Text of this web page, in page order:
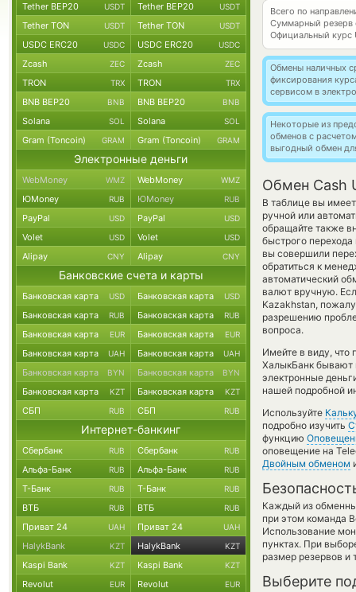
Всего по
Суммарный резерв
Официальный курс
Обмены наличных
фиксирования
сервисом в
Некоторые из
обменов с
выгодный обмен
Обмен Cash
В таблице вы
ручной или
обращайте также
быстрого
вы совершили
обратиться к
автоматический
валют вручную.
Kazakhstan,
разрешению
вопроса.
Имейте в виду, что
ХалыкБанк бывают
электронные
нашей подробной
Используйте
подробно изучить
функцию
оповещение на
Двойным обменом
Каждый из
при этом команда
Использование
пунктах. При
размер резервов и
Выберите
Tether BEP20 USDT Tether BEP20 USDT
Tether TON USDT Tether TON USDT
USDC ERC20 USDC USDC ERC20 USDC
Zcash ZEC Zcash ZEC
TRON TRX TRON TRX
BNB BEP20 BNB BNB BEP20 BNB
Solana SOL Solana SOL
Gram (Toncoin) GRAM Gram (Toncoin) GRAM
Электронные деньги
WebMoney WMZ WebMoney WMZ
ЮMoney RUB ЮMoney RUB
PayPal USD PayPal USD
Volet USD Volet USD
Alipay CNY Alipay CNY
Банковские счета и карты
Банковская карта USD Банковская карта USD
Банковская карта RUB Банковская карта RUB
Банковская карта EUR Банковская карта EUR
Банковская карта UAH Банковская карта UAH
Банковская карта BYN Банковская карта BYN
Банковская карта KZT Банковская карта KZT
СБП RUB СБП RUB
Интернет-банкинг
Сбербанк RUB Сбербанк RUB
Альфа-Банк RUB Альфа-Банк RUB
Т-Банк RUB Т-Банк RUB
ВТБ RUB ВТБ RUB
Приват 24 UAH Приват 24 UAH
HalykBank KZT HalykBank KZT
Kaspi Bank KZT Kaspi Bank KZT
Revolut EUR Revolut EUR